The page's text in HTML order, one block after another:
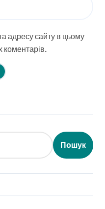
адресу сайту в цьому
коментарів.
Пошук